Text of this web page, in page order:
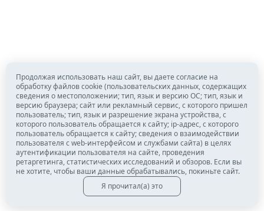
Продолжая использовать наш сайт, вы даете согласие на
обработку файлов cookie (пользовательских данных, содержащих
сведения о местоположении; тип, язык и версию ОС; тип, язык и
версию браузера; сайт или рекламный сервис, с которого пришел
пользователь; тип, язык и разрешение экрана устройства, с
которого пользователь обращается к сайту; ip-адрес, с которого
пользователь обращается к сайту; сведения о взаимодействии
пользователя с web-интерфейсом и службами сайта) в целях
аутентификации пользователя на сайте, проведения
ретаргетинга, статистических исследований и обзоров. Если вы
не хотите, чтобы ваши данные обрабатывались, покиньте сайт.
Я прочитал(а) это